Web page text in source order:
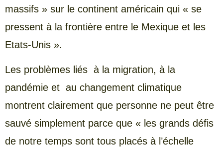
massifs » sur le continent américain qui « se
pressent à la frontière entre le Mexique et les
Etats-Unis ».
Les problèmes liés à la migration, à la
pandémie et au changement climatique
montrent clairement que personne ne peut être
sauvé simplement parce que « les grands défis
de notre temps sont tous placés à l’échelle